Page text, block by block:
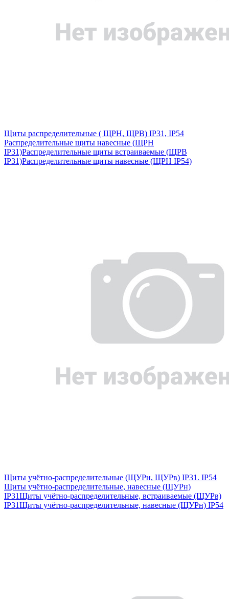
Щиты распределительные ( ЩРН, ЩРВ) IP31, IP54
Распределительные щиты навесные (ЩРН
IP31)Распределительные щиты встраиваемые (ЩРВ
IP31)Распределительные щиты навесные (ЩРН IP54)
Щиты учётно-распределительные (ЩУРн, ЩУРв) IP31. IP54
Щиты учётно-распределительные, навесные (ЩУРн)
IP31Щиты учётно-распределительные, встраиваемые (ЩУРв)
IP31Щиты учётно-распределительные, навесные (ЩУРн) IP54